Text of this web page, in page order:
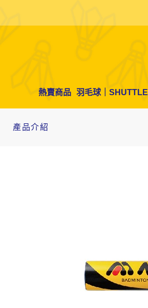
熱賣商品 羽毛球｜
產品介紹